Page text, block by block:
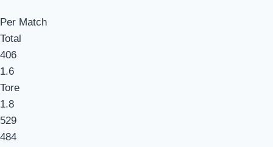
Per Match
Total
406
1.6
Tore
1.8
529
484